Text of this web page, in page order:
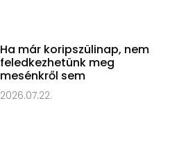
Ha már koripszülinap, nem
feledkezhetünk meg
mesénkről sem
2026.07.22.